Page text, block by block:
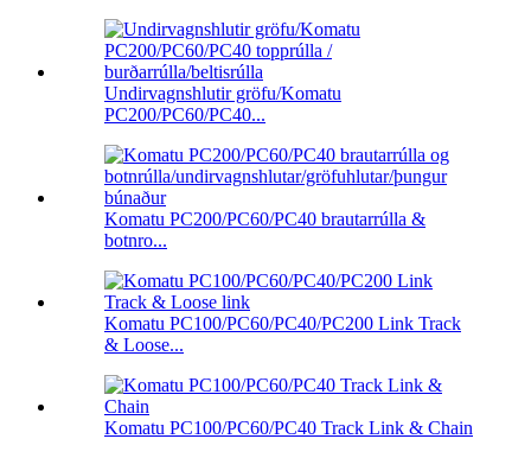
Undirvagnshlutir gröfu/Komatu
PC200/PC60/PC40...
Komatu PC200/PC60/PC40 brautarrúlla &
botnro...
Komatu PC100/PC60/PC40/PC200 Link Track
& Loose...
Komatu PC100/PC60/PC40 Track Link & Chain